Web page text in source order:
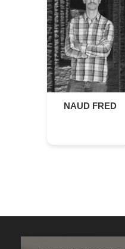
NAUD FRED